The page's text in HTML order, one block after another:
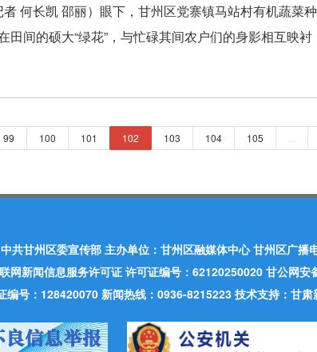
何长凯 邵丽）眼下，甘州区党寨镇马站村有机蔬菜
田间的硕大“绿花”，与忙碌其间农户们的身影相互映衬
99 100 101 102 103 104 105
共甘州区委宣传部 主办单位：甘州区融媒体中心 甘州区广播
网新闻信息服务许可证 许可证编号：62120250020 甘公网安
编号：128420070 新闻热线：0936-8215223 技术支持：甘